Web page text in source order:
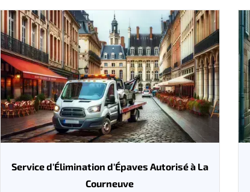
Service d'Élimination d'Épaves Autorisé à La
Courneuve